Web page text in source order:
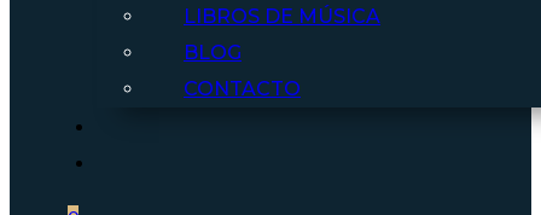
LIBROS DE MÚSICA
BLOG
CONTACTO